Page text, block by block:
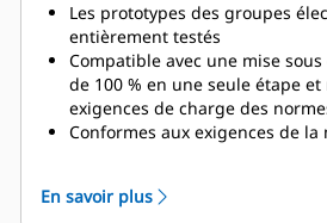
Les prototypes des groupes
entièrement testés
Compatible avec une mise
de 100 % en une seule étape
exigences de charge des
Conformes aux exigences de la
En savoir plus